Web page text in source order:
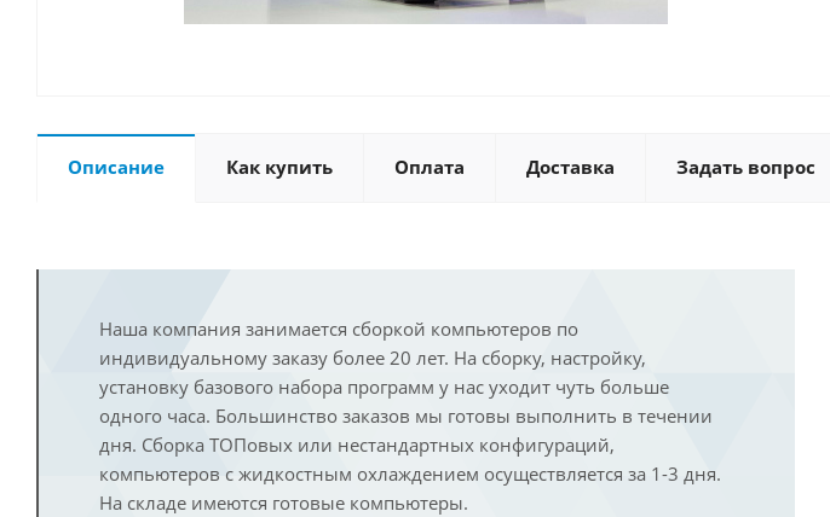
Описание Как купить Оплата Доставка Задать вопрос
Наша компания занимается сборкой компьютеров по
индивидуальному заказу более 20 лет. На сборку, настройку,
установку базового набора программ у нас уходит чуть больше
одного часа. Большинство заказов мы готовы выполнить в течении
дня. Сборка ТОПовых или нестандартных конфигураций,
компьютеров с жидкостным охлаждением осуществляется за 1-3 дня.
На складе имеются готовые компьютеры.